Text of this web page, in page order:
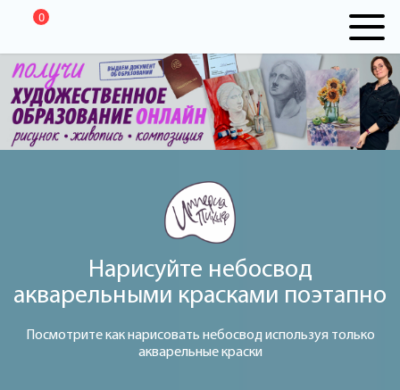
0
Нарисуйте небосвод
акварельными красками поэтапно
Посмотрите как нарисовать небосвод используя только
акварельные краски